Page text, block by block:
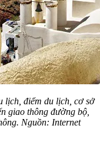
lịch, điểm du lịch, cơ sở
giao thông đường bộ,
Nguồn: Internet